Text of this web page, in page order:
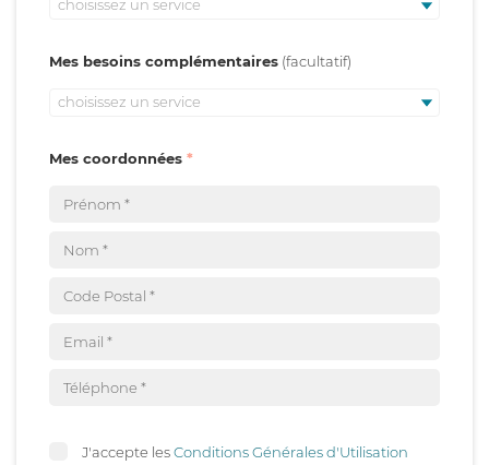
choisissez un service
Mes besoins complémentaires
choisissez un service
Mes coordonnées
J'accepte lesConditions Générales d'Utilisation